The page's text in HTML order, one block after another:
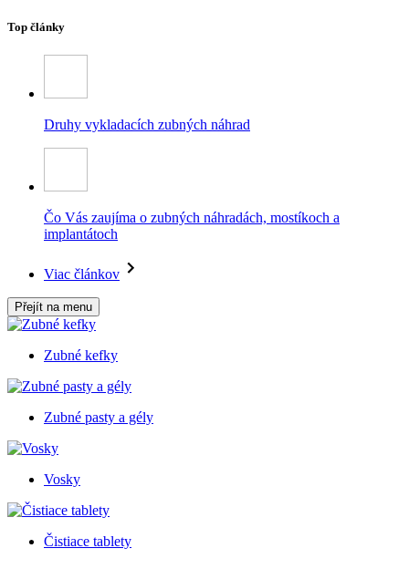
Top články
Druhy vykladacích zubných náhrad
Čo Vás zaujíma o zubných náhradách, mostíkoch a
implantátoch
Viac článkov
Přejít na menu
Zubné kefky
Zubné pasty a gély
Vosky
Čistiace tablety